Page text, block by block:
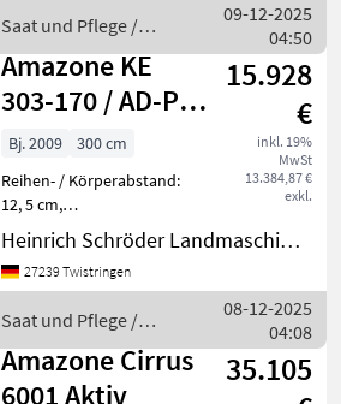
hydr. Spuranreißer,
Amatron+
Saat und Pflege /
Amazone
09-12-2025
04:50
Amazone KE
303-170 / AD-P
SUPER
15.928
€
inkl. 19%
MwSt
13.384,87 €
exkl.
Bj. 2009
300 cm
Reihen- / Körperabstand:
12, 5 cm,
Beleuchtung/Warntafeln,
Spuranreißer ________
4568 Hektar,
Einscheibensäschare,
Exaktstriegel,
Vorauflaufmak
Heinrich Schröder Landmaschinen KG Twistringen
27239 Twistringen
Saat und Pflege /
Amazone
08-12-2025
04:08
Amazone Cirrus
6001 Aktiv
35.105